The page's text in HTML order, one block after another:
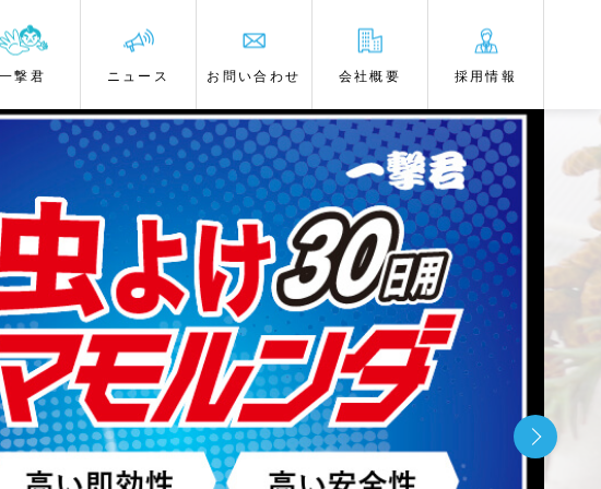
一撃君 ニュース お問い合わせ 会社概要 採用情報